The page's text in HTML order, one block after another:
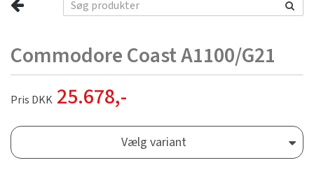
Commodore Coast A1100/G21
Pris DKK 25.678,-
Vælg variant